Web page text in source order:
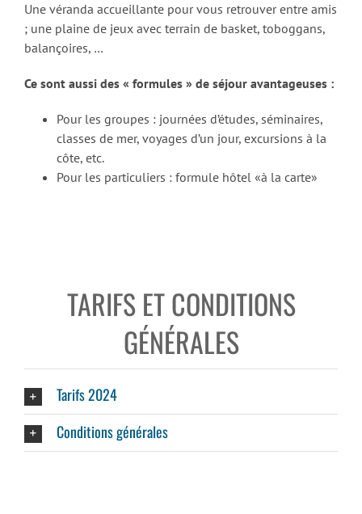
Une véranda accueillante pour vous retrouver entre amis
; une plaine de jeux avec terrain de basket, toboggans,
balançoires, …
Ce sont aussi des « formules » de séjour avantageuses :
Pour les groupes : journées d’études, séminaires,
classes de mer, voyages d’un jour, excursions à la
côte, etc.
Pour les particuliers : formule hôtel «à la carte»
TARIFS ET CONDITIONS
GÉNÉRALES
Tarifs 2024
Conditions générales